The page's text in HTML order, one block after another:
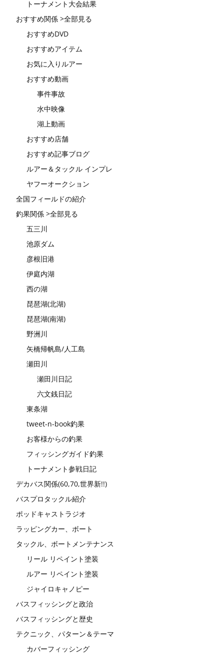
トーナメント大会結果
おすすめ関係 >全部見る
おすすめDVD
おすすめアイテム
お気に入りルアー
おすすめ動画
事件事故
水中映像
湖上動画
おすすめ店舗
おすすめ記事ブログ
ルアー＆タックル インプレ
ヤフーオークション
全国フィールドの紹介
釣果関係 >全部見る
五三川
池原ダム
彦根旧港
伊庭内湖
西の湖
琵琶湖(北湖)
琵琶湖(南湖)
野洲川
矢橋帰帆島/人工島
瀬田川
瀬田川日記
六文銭日記
東条湖
tweet-n-book釣果
お客様からの釣果
フィッシングガイド釣果
トーナメント参戦日記
デカバス関係(60,70,世界新!!)
バスプロタックル紹介
ポッドキャストラジオ
ラッピングカー、ボート
タックル、ボートメンテナンス
リール リペイント塗装
ルアー リペイント塗装
ジャイロキャノピー
バスフィッシングと政治
バスフィッシングと歴史
テクニック、パターン＆テーマ
カバーフィッシング